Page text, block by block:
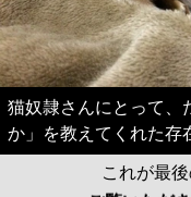
猫奴隷さんにとって、
か」を教えてくれた存
これが最